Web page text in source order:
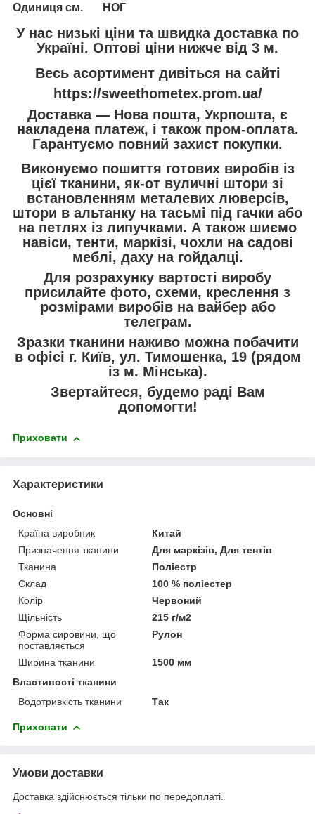
Одиниця см. НОГ
У нас низькі ціни та швидка доставка по
Україні. Оптові ціни нижче від 3 м.
Весь асортимент дивіться на сайті
https://sweethometex.prom.ua/
Доставка — Нова пошта, Укрпошта, є
накладена платеж, і також пром-оплата.
Гарантуємо повний захист покупки.
Виконуємо пошиття готових виробів із
цієї тканини, як-от вуличні штори зі
встановленням металевих люверсів,
штори в альтанку на тасьмі під гачки або
на петлях із липучками. А також шиємо
навіси, тенти, маркізі, чохли на садові
меблі, даху на гойдалці.
Для розрахунку вартості виробу
присилайте фото, схеми, креслення з
розмірами виробів на вайбер або
телеграм.
Зразки тканини наживо можна побачити
в офісі г. Київ, ул. Тимошенка, 19 (рядом
із м. Мінська).
Звертайтеся, будемо раді Вам
допомогти!
Приховати
Характеристики
Основні
Країна виробник
Китай
Призначення тканини
Для маркізів, Для тентів
Тканина
Поліестр
Склад
100 % поліестер
Колір
Червоний
Щільність
215 г/м2
Форма сировини, що
поставляється
Рулон
Ширина тканини
1500 мм
Властивості тканини
Водотривкість тканини
Так
Приховати
Умови доставки
Доставка здійснюється тільки по передоплаті.